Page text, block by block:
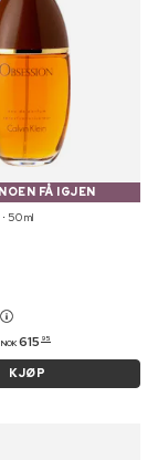
FÅ IGJEN
50 ml
NOK 615 95
KJØP